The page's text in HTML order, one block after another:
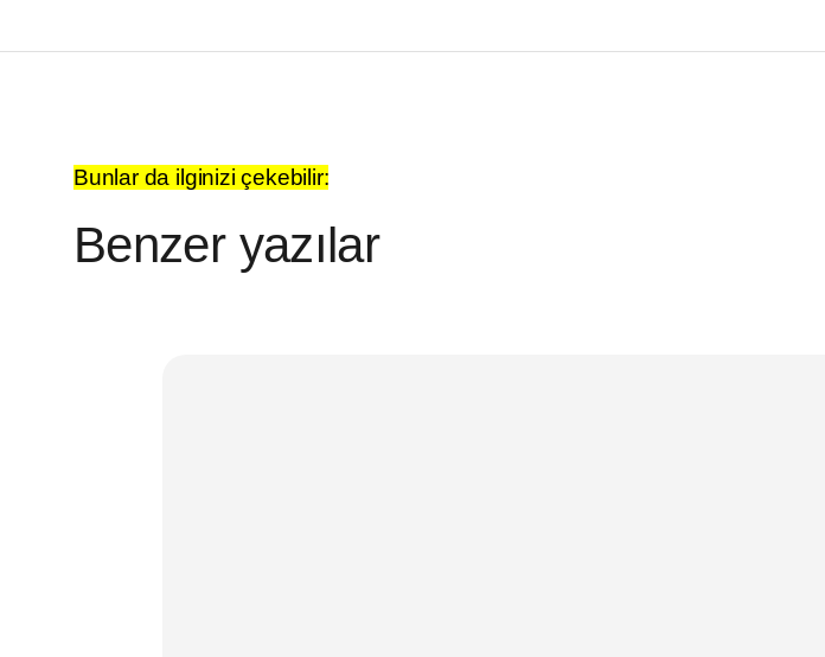
Bunlar da ilginizi çekebilir:
Benzer yazılar